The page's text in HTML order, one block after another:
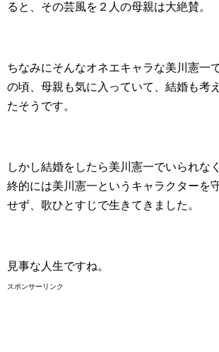
ると、その芸風を２人の母親は大絶賛。
ちなみにそんなオネエキャラな美川憲一
の頃、母親も気に入っていて、結婚も考
たそうです。
しかし結婚をしたら美川憲一でいられな
終的には美川憲一というキャラクターを
せず、歌ひとすじで生きてきました。
見事な人生ですね。
スポンサーリンク